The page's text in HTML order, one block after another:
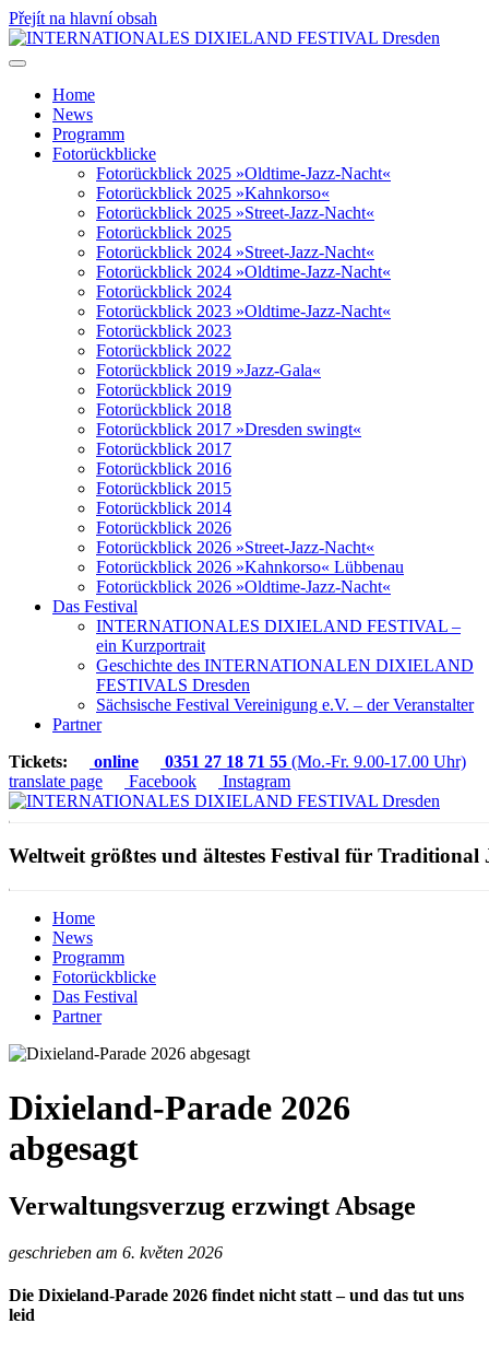
Přejít na hlavní obsah
Home
News
Programm
Fotorückblicke
Fotorückblick 2025 »Oldtime-Jazz-Nacht«
Fotorückblick 2025 »Kahnkorso«
Fotorückblick 2025 »Street-Jazz-Nacht«
Fotorückblick 2025
Fotorückblick 2024 »Street-Jazz-Nacht«
Fotorückblick 2024 »Oldtime-Jazz-Nacht«
Fotorückblick 2024
Fotorückblick 2023 »Oldtime-Jazz-Nacht«
Fotorückblick 2023
Fotorückblick 2022
Fotorückblick 2019 »Jazz-Gala«
Fotorückblick 2019
Fotorückblick 2018
Fotorückblick 2017 »Dresden swingt«
Fotorückblick 2017
Fotorückblick 2016
Fotorückblick 2015
Fotorückblick 2014
Fotorückblick 2026
Fotorückblick 2026 »Street-Jazz-Nacht«
Fotorückblick 2026 »Kahnkorso« Lübbenau
Fotorückblick 2026 »Oldtime-Jazz-Nacht«
Das Festival
INTERNATIONALES DIXIELAND FESTIVAL –
ein Kurzportrait
Geschichte des INTERNATIONALEN DIXIELAND
FESTIVALS Dresden
Sächsische Festival Vereinigung e.V. – der Veranstalter
Partner
Tickets:
online 0351 27 18 71 55 (Mo.-Fr. 9.00-17.00 Uhr)
translate page
Facebook Instagram
Weltweit größtes und ältestes Festival für Traditional
Home
News
Programm
Fotorückblicke
Das Festival
Partner
Dixieland-Parade 2026
abgesagt
Verwaltungsverzug erzwingt Absage
geschrieben am 6. květen 2026
Die Dixieland-Parade 2026 findet nicht statt – und das tut uns
leid